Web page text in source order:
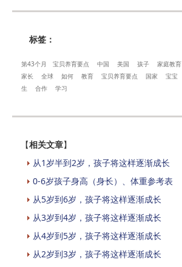
标签：
第43个月 宝贝养育要点 中国 美国 孩子 家庭教育
家长
全球 如何 教育 宝贝养育要点 国家 宝宝
生
合作 学习
【相关文章】
从1岁半到2岁，孩子将这样逐渐成长
0-6岁孩子身高（身长）、体重参考表
从5岁到6岁，孩子将这样逐渐成长
从3岁到4岁，孩子将这样逐渐成长
从4岁到5岁，孩子将这样逐渐成长
从2岁到3岁，孩子将这样逐渐成长